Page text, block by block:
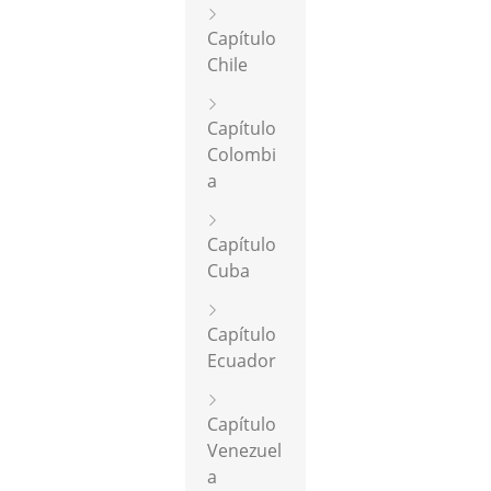
Capítulo
Chile
Capítulo
Colombi
a
Capítulo
Cuba
Capítulo
Ecuador
Capítulo
Venezuel
a